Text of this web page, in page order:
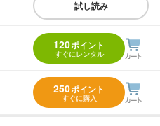
試し読み
120ポイント
すぐにレンタル
250ポイント
すぐに購入